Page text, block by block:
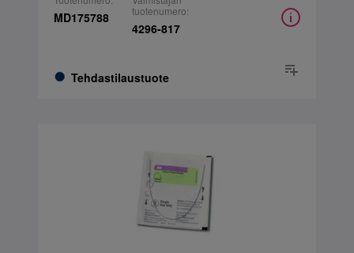
MD175788
Tehdastilaustuote
tuotenumero:
4296-817